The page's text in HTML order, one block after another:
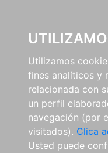
Utilizamos
fines analíticos y
relacionada con
un perfil
navegación (por
visitados). Clica
Usted puede